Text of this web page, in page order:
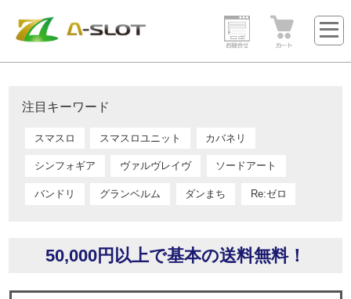
注目キーワード
スマスロ スマスロユニット カバネリ
シンフォギア ヴァルヴレイヴ ソードアート
バンドリ グランベルム ダンまち Re:ゼロ
50,000円以上で基本の送料無料！